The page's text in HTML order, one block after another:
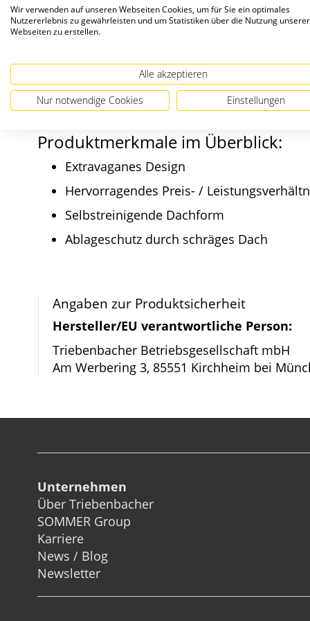
Freistehende
Die LEA2 Verkleidung bietet mit ihrer
Leistungsverhältnis. Durch das schräge
Altpapier wird verhinert. LEA2 gibt es aus
Produktmerkmale im Überblick:
Extravaganes Design
Hervorragendes Preis- /
Selbstreinigende Dachform
Ablageschutz durch schräges Dach
Angaben zur Produktsicherheit
Hersteller/EU verantwortliche Person:
Triebenbacher Betriebsgesellschaft mbH
Am Werbering 3, 85551 Kirchheim bei
Unternehmen
Über Triebenbacher
SOMMER Group
Karriere
News / Blog
Newsletter
Wir verwenden auf unseren Webseiten Cookies, um für Sie ein optimales
Nutzererlebnis zu gewährleisten und um Statistiken über die Nutzung unserer
Webseiten zu erstellen.
Alle akzeptieren
Nur notwendige Cookies Einstellungen